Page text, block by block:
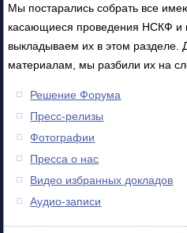
Мы постарались собрать все
касающиеся проведения НСКФ и
выкладываем их в этом разделе.
материалам, мы разбили их на
Решение Форума
Пресс-релизы
Фотографии
Пресса о нас
Видео избранных докладов
Аудио-записи